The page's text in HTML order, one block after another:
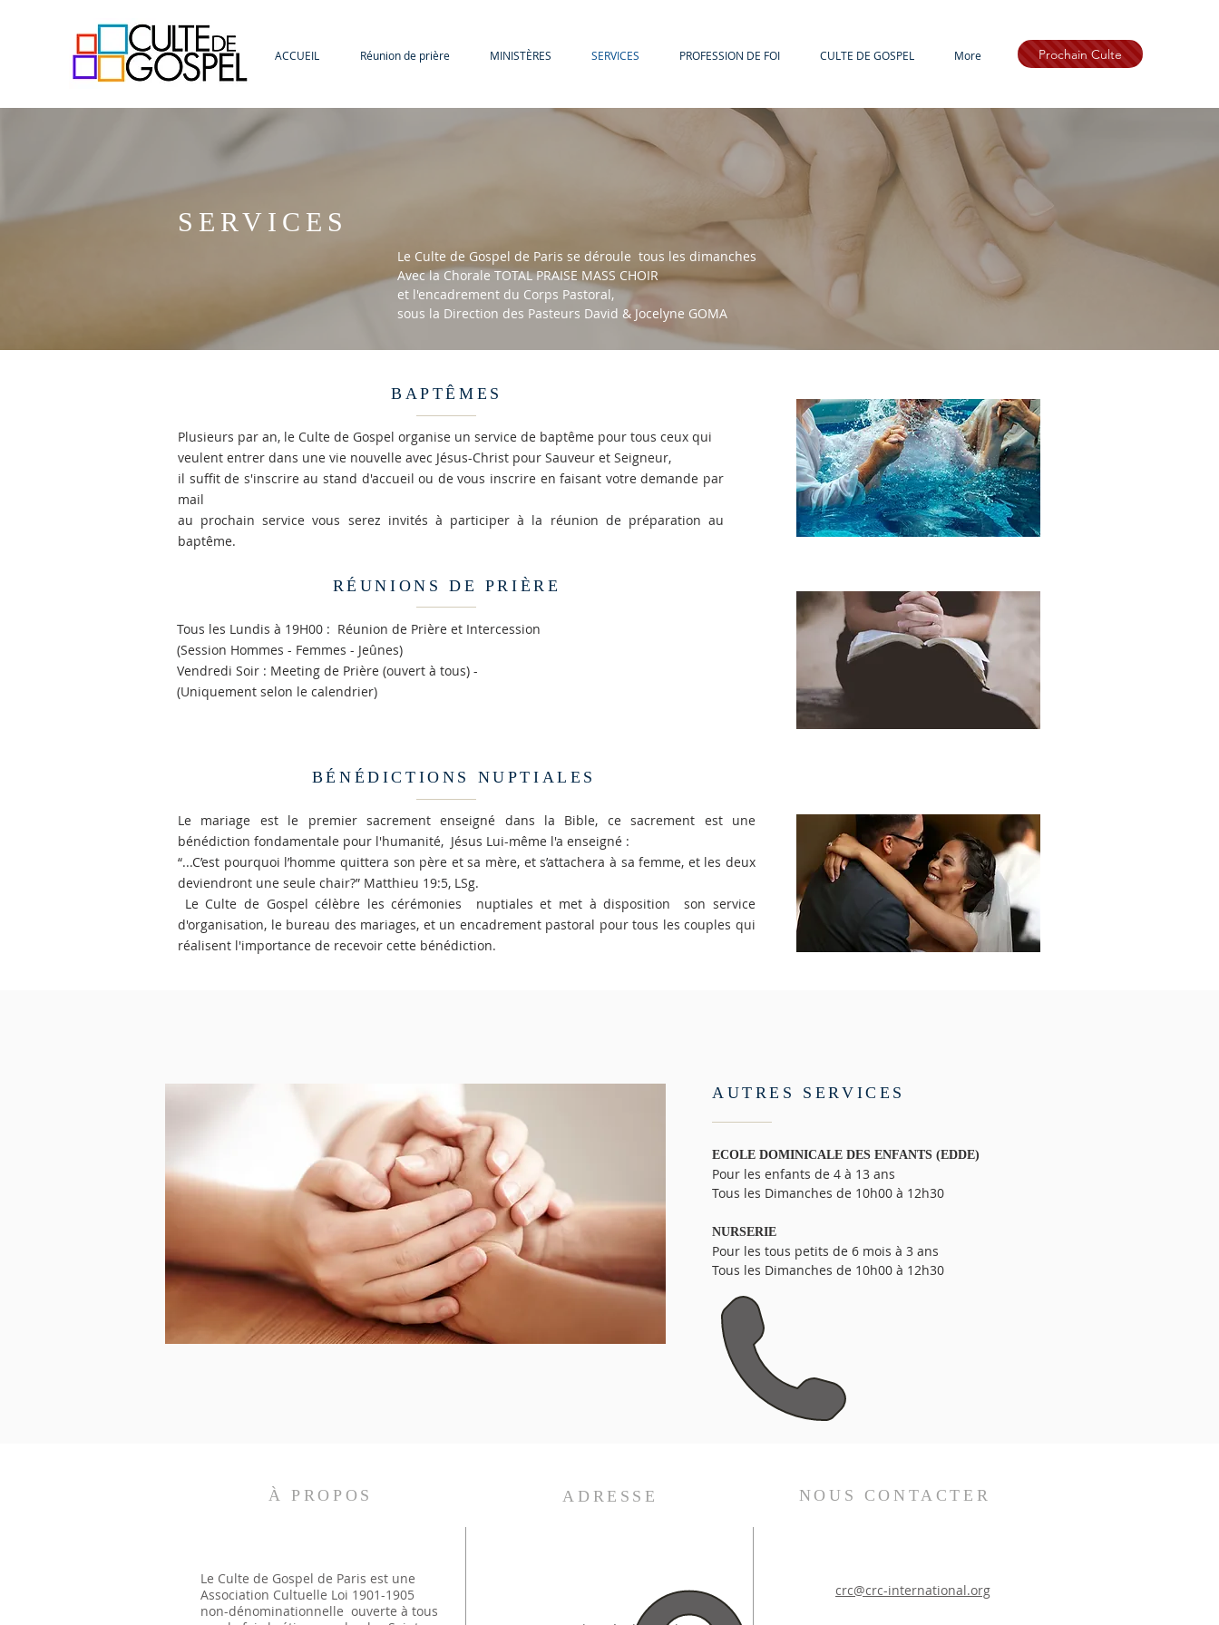
ACCUEIL Réunion de prière MINISTÈRES SERVICES PROFESSION DE FOI CULTE DE GOSPEL More Prochain Culte
SERVICES
Le Culte de Gospel de Paris se déroule tous les dimanches
Avec la Chorale TOTAL PRAISE MASS CHOIR
et l'encadrement du Corps Pastoral,
sous la Direction des Pasteurs David & Jocelyne GOMA
BAPTÊMES
Plusieurs par an, le Culte de Gospel organise un service de baptême pour tous ceux qui
veulent entrer dans une vie nouvelle avec Jésus-Christ pour Sauveur et Seigneur,
il suffit de s'inscrire au stand d'accueil ou de vous inscrire en faisant votre demande par
mail
au prochain service vous serez invités à participer à la réunion de préparation au
baptême.
RÉUNIONS DE PRIÈRE
Tous les Lundis à 19H00 : Réunion de Prière et Intercession
(Session Hommes - Femmes - Jeûnes)
Vendredi Soir : Meeting de Prière (ouvert à tous) -
(Uniquement selon le calendrier)
BÉNÉDICTIONS NUPTIALES
Le mariage est le premier sacrement enseigné dans la Bible, ce sacrement est une
bénédiction fondamentale pour l'humanité, Jésus Lui-même l'a enseigné :
“...C’est pourquoi l’homme quittera son père et sa mère, et s’attachera à sa femme, et les deux
deviendront une seule chair?” Matthieu 19:5, LSg.
Le Culte de Gospel célèbre les cérémonies nuptiales et met à disposition son service
d'organisation, le bureau des mariages, et un encadrement pastoral pour tous les couples qui
réalisent l'importance de recevoir cette bénédiction.
AUTRES SERVICES
ECOLE DOMINICALE DES ENFANTS (EDDE)
Pour les enfants de 4 à 13 ans
Tous les Dimanches de 10h00 à 12h30
NURSERIE
Pour les tous petits de 6 mois à 3 ans
Tous les Dimanches de 10h00 à 12h30
À PROPOS
Le Culte de Gospel de Paris est une
Association Cultuelle Loi 1901-1905
non-dénominationnelle ouverte à tous
ADRESSE NOUS CONTACTER
crc@crc-international.org